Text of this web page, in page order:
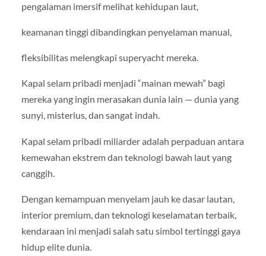
pengalaman imersif melihat kehidupan laut,
keamanan tinggi dibandingkan penyelaman manual,
fleksibilitas melengkapi superyacht mereka.
Kapal selam pribadi menjadi “mainan mewah” bagi
mereka yang ingin merasakan dunia lain — dunia yang
sunyi, misterius, dan sangat indah.
Kapal selam pribadi miliarder adalah perpaduan antara
kemewahan ekstrem dan teknologi bawah laut yang
canggih.
Dengan kemampuan menyelam jauh ke dasar lautan,
interior premium, dan teknologi keselamatan terbaik,
kendaraan ini menjadi salah satu simbol tertinggi gaya
hidup elite dunia.